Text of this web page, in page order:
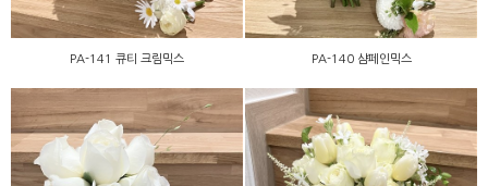
PA-141 큐티 크림믹스 PA-140 샴페인믹스